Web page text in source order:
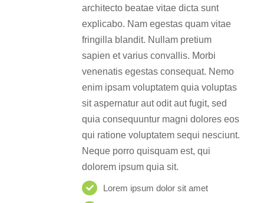
architecto beatae vitae dicta sunt
explicabo. Nam egestas quam vitae
fringilla blandit. Nullam pretium
sapien et varius convallis. Morbi
venenatis egestas consequat. Nemo
enim ipsam voluptatem quia voluptas
sit aspernatur aut odit aut fugit, sed
quia consequuntur magni dolores eos
qui ratione voluptatem sequi nesciunt.
Neque porro quisquam est, qui
dolorem ipsum quia sit.
Lorem ipsum dolor sit amet